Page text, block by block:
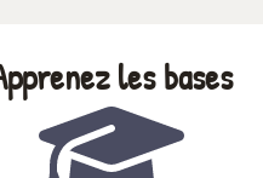
les bases